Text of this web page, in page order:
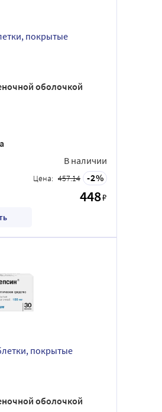
покрытые
оболочкой
В наличии
Цена: 457.14 2
448₽
покрытые
оболочкой